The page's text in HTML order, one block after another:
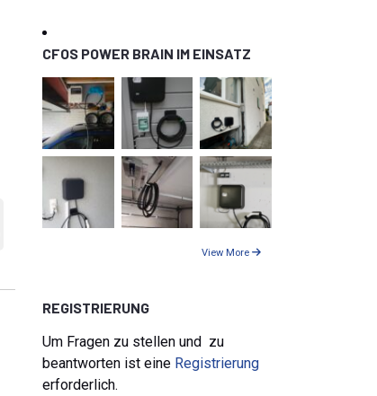
CFOS POWER BRAIN IM EINSATZ
View More
REGISTRIERUNG
Um Fragen zu stellen und zu
beantworten ist eine Registrierung
erforderlich.